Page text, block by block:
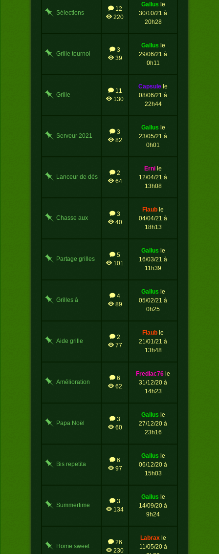
Sélections
12
220
gallus le
30/10/21 à
20h28
Grille tournoi
3
39
gallus le
29/06/21 à
0h11
Grille
11
130
capsule le
08/06/21 à
22h44
Serveur 2021
3
82
gallus le
23/05/21 à
0h01
Lanceur de dés
2
64
erni le
12/04/21 à
13h08
Chasse aux
3
40
flaub le
04/04/21 à
18h13
Partage grilles
5
101
gallus le
16/03/21 à
11h39
Grilles à
4
89
gallus le
05/02/21 à
0h25
Aide grille
2
77
flaub le
21/01/21 à
13h48
Amélioration
6
62
fredlac76 le
31/12/20 à
14h23
Papa Noël
3
60
gallus le
27/12/20 à
23h16
Bis repetita
6
97
gallus le
06/12/20 à
15h03
Summertime
3
134
gallus le
14/09/20 à
9h24
Home sweet
26
230
labrax le
11/05/20 à